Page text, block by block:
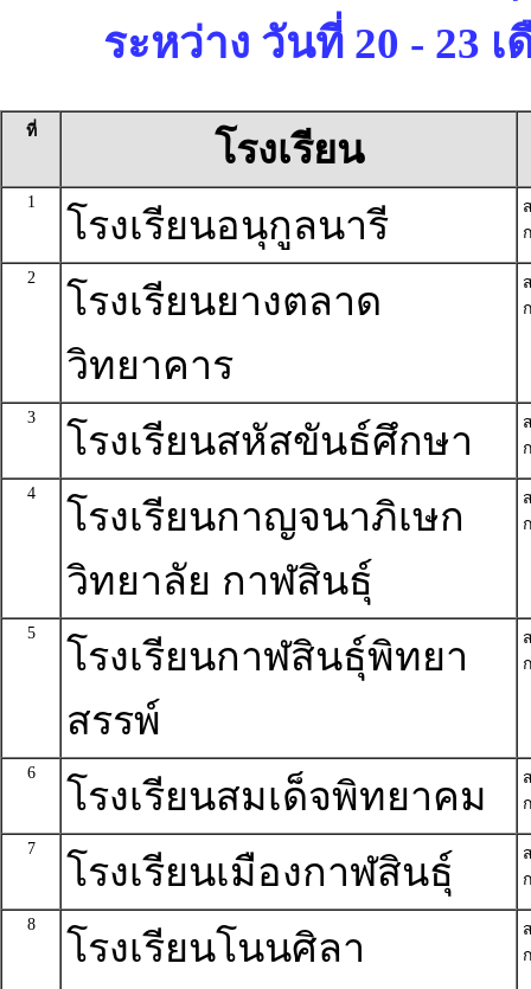
ระหว่าง วันที่ 20 - 23
ที่ โรงเรียน
1
โรงเรียนอนุกูลนารี
2
โรงเรียนยางตลาด
วิทยาคาร
3
โรงเรียนสหัสขันธ์ศึกษา
4
โรงเรียนกาญจนาภิเษก
วิทยาลัย กาฬสินธุ์
5
โรงเรียนกาฬสินธุ์พิทยา
สรรพ์
6
โรงเรียนสมเด็จพิทยาคม
7
โรงเรียนเมืองกาฬสินธุ์
8
โรงเรียนโนนศิลา